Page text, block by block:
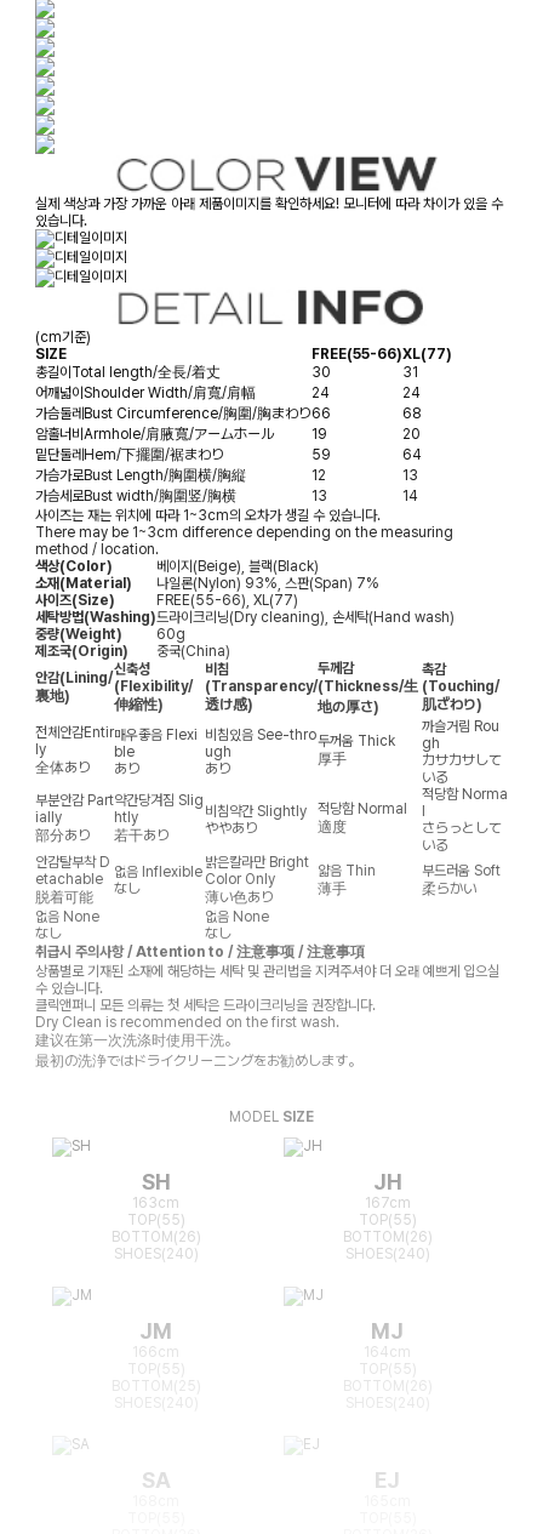
실제 색상과 가장 가까운 아래 제품이미지를 확인하세요! 모니터에 따라 차이가 있을 수
있습니다.
(cm기준)
SIZE
FREE(55-66)XL(77)
총길이Total length/全長/着丈 30
31
어깨넓이Shoulder Width/肩寬/肩幅 24
24
가슴둘레Bust Circumference/胸圍/胸まわり66
68
암홀너비Armhole/肩腋寬/アームホール 19
20
밑단둘레Hem/下擺圍/裾まわり 59
64
가슴가로Bust Length/胸圍横/胸縦 12
13
가슴세로Bust width/胸圍竖/胸横 13
14
사이즈는 재는 위치에 따라 1~3cm의 오차가 생길 수 있습니다.
There may be 1~3cm difference depending on the measuring
method / location.
색상(Color)
베이지(Beige), 블랙(Black)
소재(Material)
나일론(Nylon) 93%, 스판(Span) 7%
사이즈(Size)
FREE(55-66), XL(77)
세탁방법(Washing)드라이크리닝(Dry cleaning), 손세탁(Hand wash)
중량(Weight)
60g
제조국(Origin)
중국(China)
안감(Lining/
裏地)
신축성
(Flexibility/
伸縮性)
비침
(Transparency/
透け感)
두께감
(Thickness/生
地の厚さ)
촉감
(Touching/
肌ざわり)
전체안감Entir
ly
全体あり
매우좋음 Flexi
ble
あり
비침있음 See-thro
ugh
あり
두꺼움 Thick
厚手
까슬거림 Rou
gh
カサカサして
いる
부분안감 Part
ially
部分あり
약간당겨짐 Slig
htly
若干あり
비침약간 Slightly
ややあり
적당함 Normal
適度
적당함 Norma
l
さらっとして
いる
안감탈부착 D
etachable
脱着可能
없음 Inflexible
なし
밝은칼라만 Bright
Color Only
薄い色あり
얇음 Thin
薄手
부드러움 Soft
柔らかい
없음 None
なし
없음 None
なし
취급시 주의사항 / Attention to / 注意事项 / 注意事項
상품별로 기재된 소재에 해당하는 세탁 및 관리법을 지켜주셔야 더 오래 예쁘게 입으실
수 있습니다.
클릭앤퍼니 모든 의류는 첫 세탁은 드라이크리닝을 권장합니다.
Dry Clean is recommended on the first wash.
建议在第一次洗涤时使用干洗。
最初の洗浄ではドライクリーニングをお勧めします。
MODEL SIZE
SH
163cm
TOP(55)
BOTTOM(26)
SHOES(240)
JH
167cm
TOP(55)
BOTTOM(26)
SHOES(240)
JM
166cm
TOP(55)
BOTTOM(25)
MJ
164cm
TOP(55)
BOTTOM(26)
SA EJ